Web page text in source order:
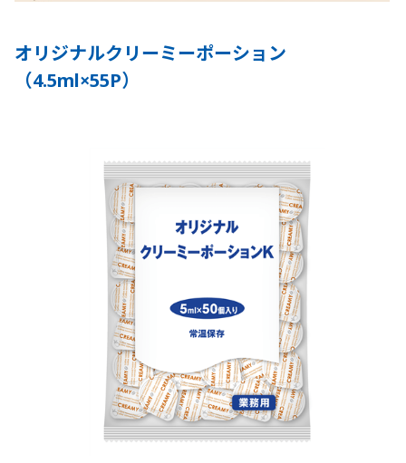
オリジナルクリーミーポーション
（4.5ml×55P）